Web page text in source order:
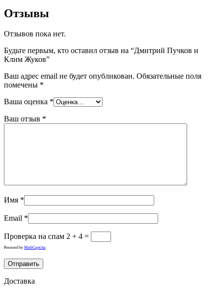
Отзывы
Отзывов пока нет.
Будьте первым, кто оставил отзыв на “Дмитрий Пучков и
Клим Жуков”
Ваш адрес email не будет опубликован. Обязательные поля
помечены *
Ваша оценка *
Ваш отзыв *
Имя *
Email *
Проверка на спам 2 + 4 =
Powered by MathCaptcha
Доставка